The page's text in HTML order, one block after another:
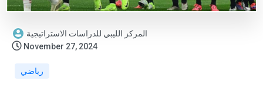
المركز الليبي للدراسات الاستراتيجية
November 27, 2024
رياضي